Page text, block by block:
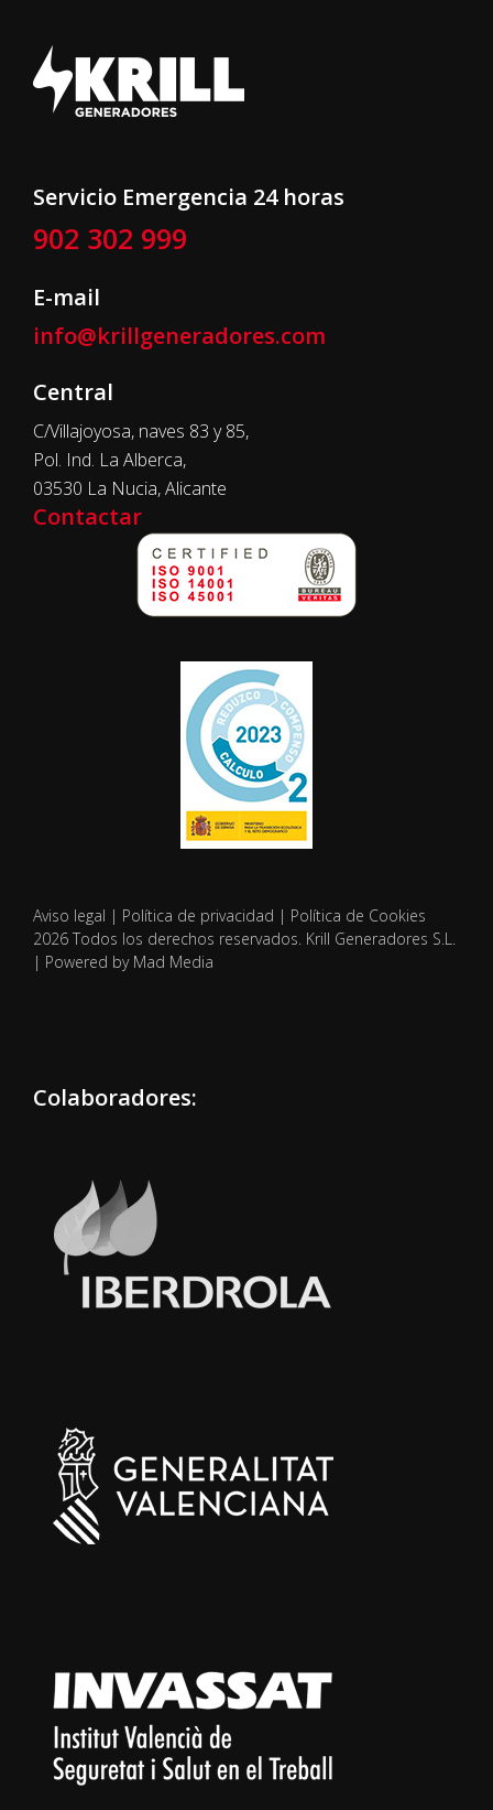
Servicio Emergencia 24 horas
902 302 999
E-mail
info@krillgeneradores.com
Central
C/Villajoyosa, naves 83 y 85,
Pol. Ind. La Alberca,
03530 La Nucia, Alicante
Contactar
Aviso legal | Política de privacidad | Política de Cookies
2026 Todos los derechos reservados. Krill Generadores S.L.
| Powered by Mad Media
Colaboradores: